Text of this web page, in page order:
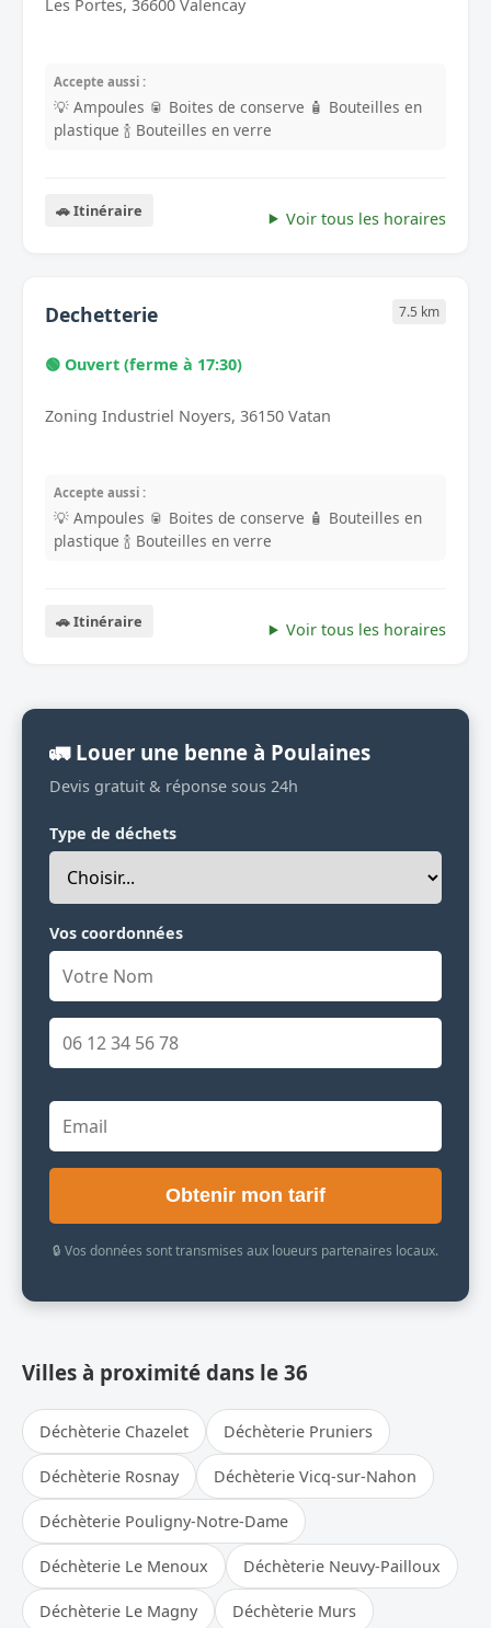
Les Portes, 36600 Valencay
Accepte aussi :
💡 Ampoules 🥫 Boites de conserve 🧴 Bouteilles en
plastique 🍾 Bouteilles en verre
🚗 Itinéraire Voir tous les horaires
Dechetterie 7.5 km
🟢 Ouvert (ferme à 17:30)
Zoning Industriel Noyers, 36150 Vatan
Accepte aussi :
💡 Ampoules 🥫 Boites de conserve 🧴 Bouteilles en
plastique 🍾 Bouteilles en verre
🚗 Itinéraire Voir tous les horaires
🚛 Louer une benne à Poulaines
Devis gratuit & réponse sous 24h
Type de déchets
Vos coordonnées
Obtenir mon tarif
🔒 Vos données sont transmises aux loueurs partenaires locaux.
Villes à proximité dans le 36
Déchèterie Chazelet Déchèterie Pruniers
Déchèterie Rosnay Déchèterie Vicq-sur-Nahon
Déchèterie Pouligny-Notre-Dame
Déchèterie Le Menoux Déchèterie Neuvy-Pailloux
Déchèterie Le Magny Déchèterie Murs